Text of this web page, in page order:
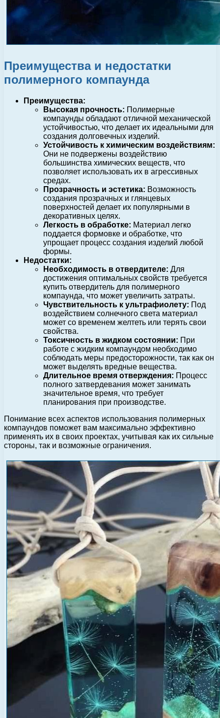
Преимущества и недостатки
полимерного компаунда
Преимущества:
Высокая прочность: Полимерные
компаунды обладают отличной механической
устойчивостью, что делает их идеальными для
создания долговечных изделий.
Устойчивость к химическим воздействиям:
Они не подвержены воздействию
большинства химических веществ, что
позволяет использовать их в агрессивных
средах.
Прозрачность и эстетика: Возможность
создания прозрачных и глянцевых
поверхностей делает их популярными в
декоративных целях.
Легкость в обработке: Материал легко
поддается формовке и обработке, что
упрощает процесс создания изделий любой
формы.
Недостатки:
Необходимость в отвердителе: Для
достижения оптимальных свойств требуется
купить отвердитель для полимерного
компаунда, что может увеличить затраты.
Чувствительность к ультрафиолету: Под
воздействием солнечного света материал
может со временем желтеть или терять свои
свойства.
Токсичность в жидком состоянии: При
работе с жидким компаундом необходимо
соблюдать меры предосторожности, так как он
может выделять вредные вещества.
Длительное время отверждения: Процесс
полного затвердевания может занимать
значительное время, что требует
планирования при производстве.
Понимание всех аспектов использования полимерных
компаундов поможет вам максимально эффективно
применять их в своих проектах, учитывая как их сильные
стороны, так и возможные ограничения.